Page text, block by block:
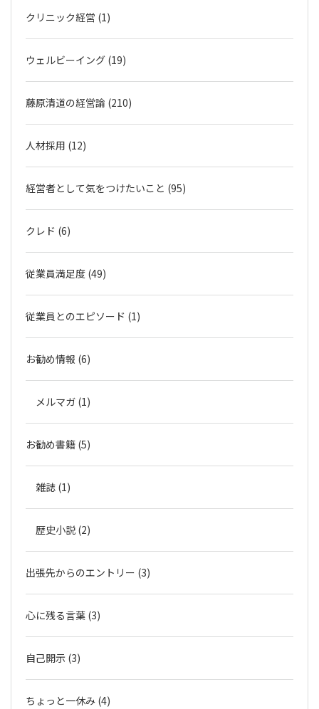
クリニック経営 (1)
ウェルビーイング (19)
藤原清道の経営論 (210)
人材採用 (12)
経営者として気をつけたいこと (95)
クレド (6)
従業員満足度 (49)
従業員とのエピソード (1)
お勧め情報 (6)
メルマガ (1)
お勧め書籍 (5)
雑誌 (1)
歴史小説 (2)
出張先からのエントリー (3)
心に残る言葉 (3)
自己開示 (3)
ちょっと一休み (4)